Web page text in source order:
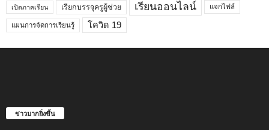
เปิดภาคเรียน เรียกบรรจุครูผู้ช่วย เรียนออนไลน์ แจกไฟล์
แผนการจัดการเรียนรู้ โควิด 19
ข่าวมากยิ่งขึ้น